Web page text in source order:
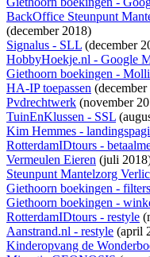
BackOffice Steunpunt
(december 2018)
Signalus - SLL (december
HobbyHoekje.nl - Google
Giethoorn boekingen -
HA-IP toepassen
Pvdrechtwerk (november
TuinEnKlussen - SSL
Kim Hemmes -
RotterdamIDtours -
Vermeulen Eieren (juli
Steunpunt Mantelzorg
Giethoorn boekingen - filters
Giethoorn boekingen -
RotterdamIDtours - restyle
Aanstrand.nl - restyle (april
Kinderopvang de